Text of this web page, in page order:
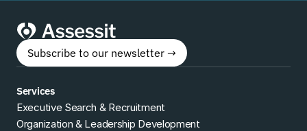
Subscribe to our newsletter →
Services
Executive Search & Recruitment
Organization & Leadership Development